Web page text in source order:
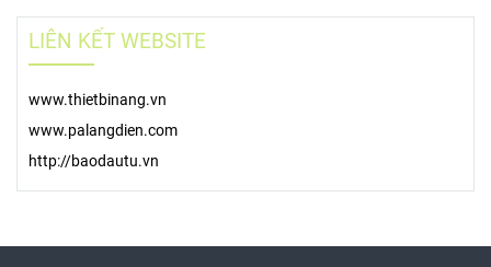
LIÊN KẾT WEBSITE
www.thietbinang.vn
www.palangdien.com
http://baodautu.vn